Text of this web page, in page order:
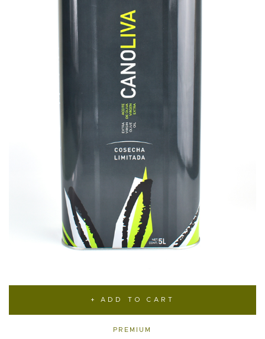
ADD TO CART
PREMIUM